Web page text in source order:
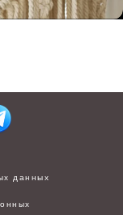
данных